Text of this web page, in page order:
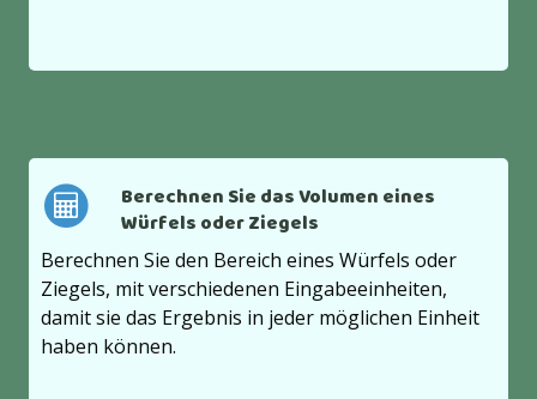
Berechnen Sie das Volumen eines
Würfels oder Ziegels
Berechnen Sie den Bereich eines Würfels oder
Ziegels, mit verschiedenen Eingabeeinheiten,
damit sie das Ergebnis in jeder möglichen Einheit
haben können.